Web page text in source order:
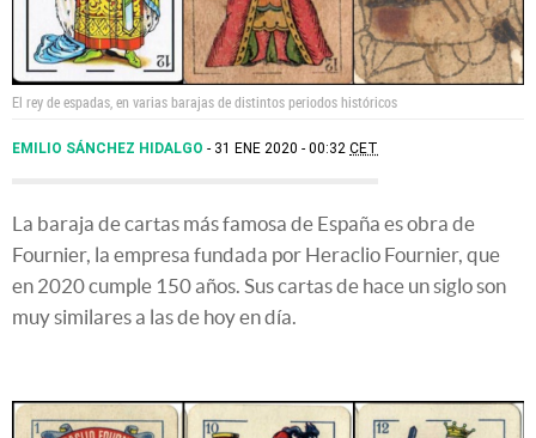
El rey de espadas, en varias barajas de distintos periodos históricos
EMILIO SÁNCHEZ HIDALGO 31 ENE 2020 - 00:32 CET
La baraja de cartas más famosa de España es obra de
Fournier, la empresa fundada por Heraclio Fournier, que
en 2020 cumple 150 años. Sus cartas de hace un siglo son
muy similares a las de hoy en día.